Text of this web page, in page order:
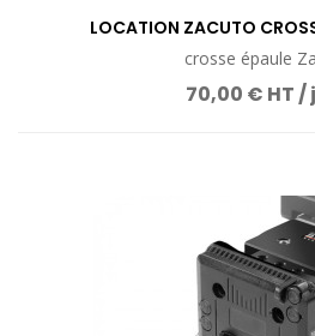
LOCATION ZACUTO
crosse épaule
70,00 € HT /